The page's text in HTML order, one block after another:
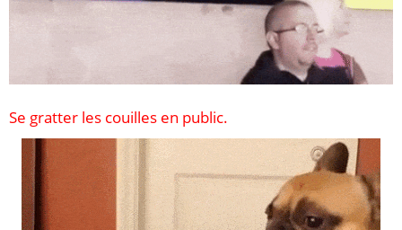
Se gratter les couilles en public.